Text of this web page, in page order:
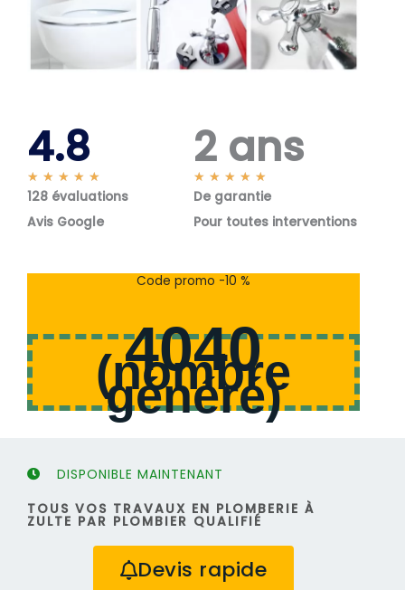
4.8
★ ★ ★ ★ ★
o
s
128 évaluations
Avis Google
2 ans
★ ★ ★ ★ ★
o
s
De garantie
Pour toutes interventions
Code promo -10 %
4040
(nombre
généré)
DISPONIBLE MAINTENANT
TOUS VOS TRAVAUX EN PLOMBERIE À
ZULTE PAR PLOMBIER QUALIFIÉ
Devis rapide